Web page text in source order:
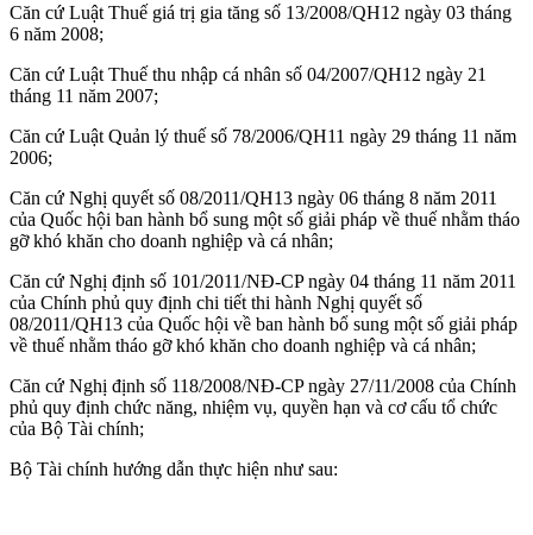
Căn cứ Luật Thuế giá trị gia tăng số 13/2008/QH12 ngày 03 tháng
6 năm 2008;
Căn cứ Luật Thuế thu nhập cá nhân số 04/2007/QH12 ngày 21
tháng 11 năm 2007;
Căn cứ Luật Quản lý thuế số 78/2006/QH11 ngày 29 tháng 11 năm
2006;
Căn cứ Nghị quyết số 08/2011/QH13 ngày 06 tháng 8 năm 2011
của Quốc hội ban hành bổ sung một số giải pháp về thuế nhằm tháo
gỡ khó khăn cho doanh nghiệp và cá nhân;
Căn cứ Nghị định số 101/2011/NĐ-CP ngày 04 tháng 11 năm 2011
của Chính phủ quy định chi tiết thi hành Nghị quyết số
08/2011/QH13 của Quốc hội về ban hành bổ sung một số giải pháp
về thuế nhằm tháo gỡ khó khăn cho doanh nghiệp và cá nhân;
Căn cứ Nghị định số 118/2008/NĐ-CP ngày 27/11/2008 của Chính
phủ quy định chức năng, nhiệm vụ, quyền hạn và cơ cấu tổ chức
của Bộ Tài chính;
Bộ Tài chính hướng dẫn thực hiện như sau: